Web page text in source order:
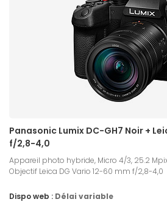
Panasonic Lumix DC-GH7 Noir +
f/2,8-4,0
Appareil photo hybride, Micro 4/3, 25.2
Objectif Leica DG Vario 12-60 mm f/2,8-4,0
Dispo web : Délai variable